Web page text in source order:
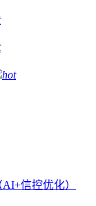
hot
信控优化）